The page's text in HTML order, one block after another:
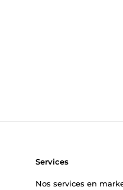
Services
Nos services en